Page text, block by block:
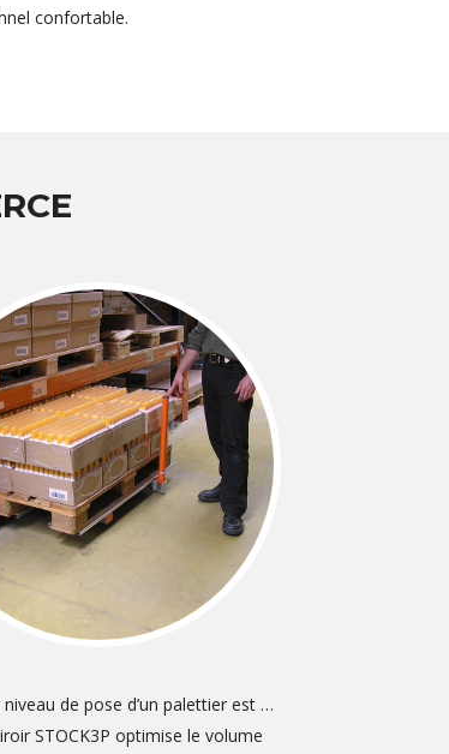
confortable.
de pose d’un palettier est …
STOCK3P optimise le volume